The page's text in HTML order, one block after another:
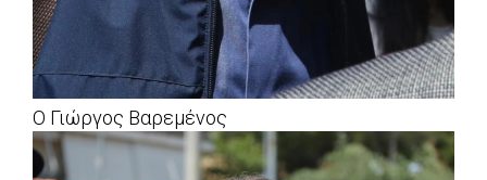
Ο Γιώργος Βαρεμένος